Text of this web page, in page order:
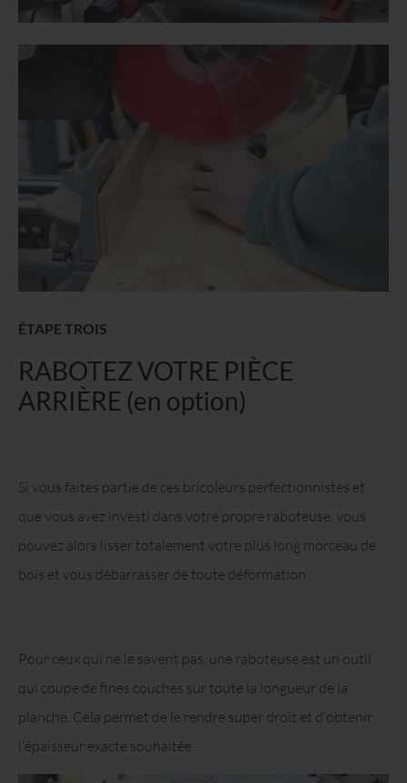
ÉTAPE TROIS
RABOTEZ VOTRE PIÈCE
ARRIÈRE (en option)
Si vous faites partie de ces bricoleurs perfectionnistes et
que vous avez investi dans votre propre raboteuse, vous
pouvez alors lisser totalement votre plus long morceau de
bois et vous débarrasser de toute déformation.
Pour ceux qui ne le savent pas, une raboteuse est un outil
qui coupe de fines couches sur toute la longueur de la
planche. Cela permet de le rendre super droit et d'obtenir
l'épaisseur exacte souhaitée.